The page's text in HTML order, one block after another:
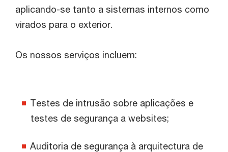
aplicando-se tanto a sistemas internos como
virados para o exterior.
Os nossos serviços incluem:
Testes de intrusão sobre aplicações e
testes de segurança a websites;
Auditoria de segurança à arquitectura de